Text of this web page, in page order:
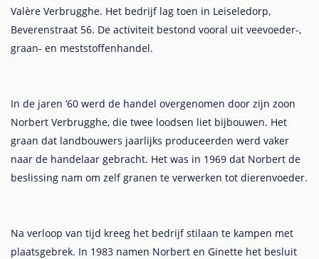
Valère Verbrugghe. Het bedrijf lag toen in Leiseledorp,
Beverenstraat 56. De activiteit bestond vooral uit veevoeder-,
graan- en meststoffenhandel.
In de jaren ’60 werd de handel overgenomen door zijn zoon
Norbert Verbrugghe, die twee loodsen liet bijbouwen. Het
graan dat landbouwers jaarlijks produceerden werd vaker
naar de handelaar gebracht. Het was in 1969 dat Norbert de
beslissing nam om zelf granen te verwerken tot dierenvoeder.
Na verloop van tijd kreeg het bedrijf stilaan te kampen met
plaatsgebrek. In 1983 namen Norbert en Ginette het besluit